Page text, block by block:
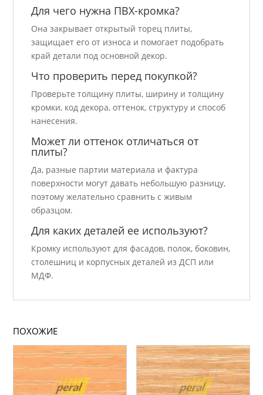
Для чего нужна ПВХ-кромка?
Она закрывает открытый торец плиты,
защищает его от износа и помогает подобрать
край детали под основной декор.
Что проверить перед покупкой?
Проверьте толщину плиты, ширину и толщину
кромки, код декора, оттенок, структуру и способ
нанесения.
Может ли оттенок отличаться от
плиты?
Да, разные партии материала и фактура
поверхности могут давать небольшую разницу,
поэтому желательно сравнить с живым
образцом.
Для каких деталей ее используют?
Кромку используют для фасадов, полок, боковин,
столешниц и корпусных деталей из ДСП или
МДФ.
ПОХОЖИЕ